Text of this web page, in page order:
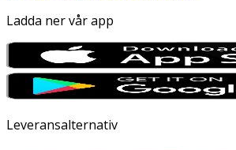
Ladda ner vår app
Leveransalternativ